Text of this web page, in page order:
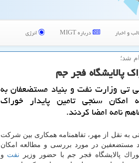
و اخبار درباره MIGT انرژی
شد؛
پالایشگاه فجر جم
تی وزارت نفت و بنیاد مستضعفان به
امكان سنجی تامین پایدار خوراك
نامه امضا كردند.
به نقل از مهر، تفاهمنامه همكاری بین شركت
مستضعفین در مورد بررسی و مطالعه امكان
پالایشگاه فجر جم با حضور وزیر نفت و